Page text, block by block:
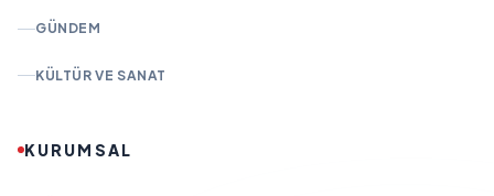
GÜNDEM
KÜLTÜR VE SANAT
KURUMSAL